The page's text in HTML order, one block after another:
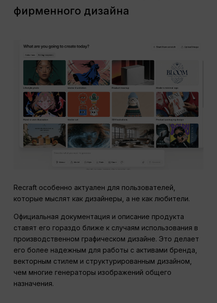
фирменного дизайна
Recraft особенно актуален для пользователей,
которые мыслят как дизайнеры, а не как любители.
Официальная документация и описание продукта
ставят его гораздо ближе к случаям использования в
производственном графическом дизайне. Это делает
его более надежным для работы с активами бренда,
векторным стилем и структурированным дизайном,
чем многие генераторы изображений общего
назначения.